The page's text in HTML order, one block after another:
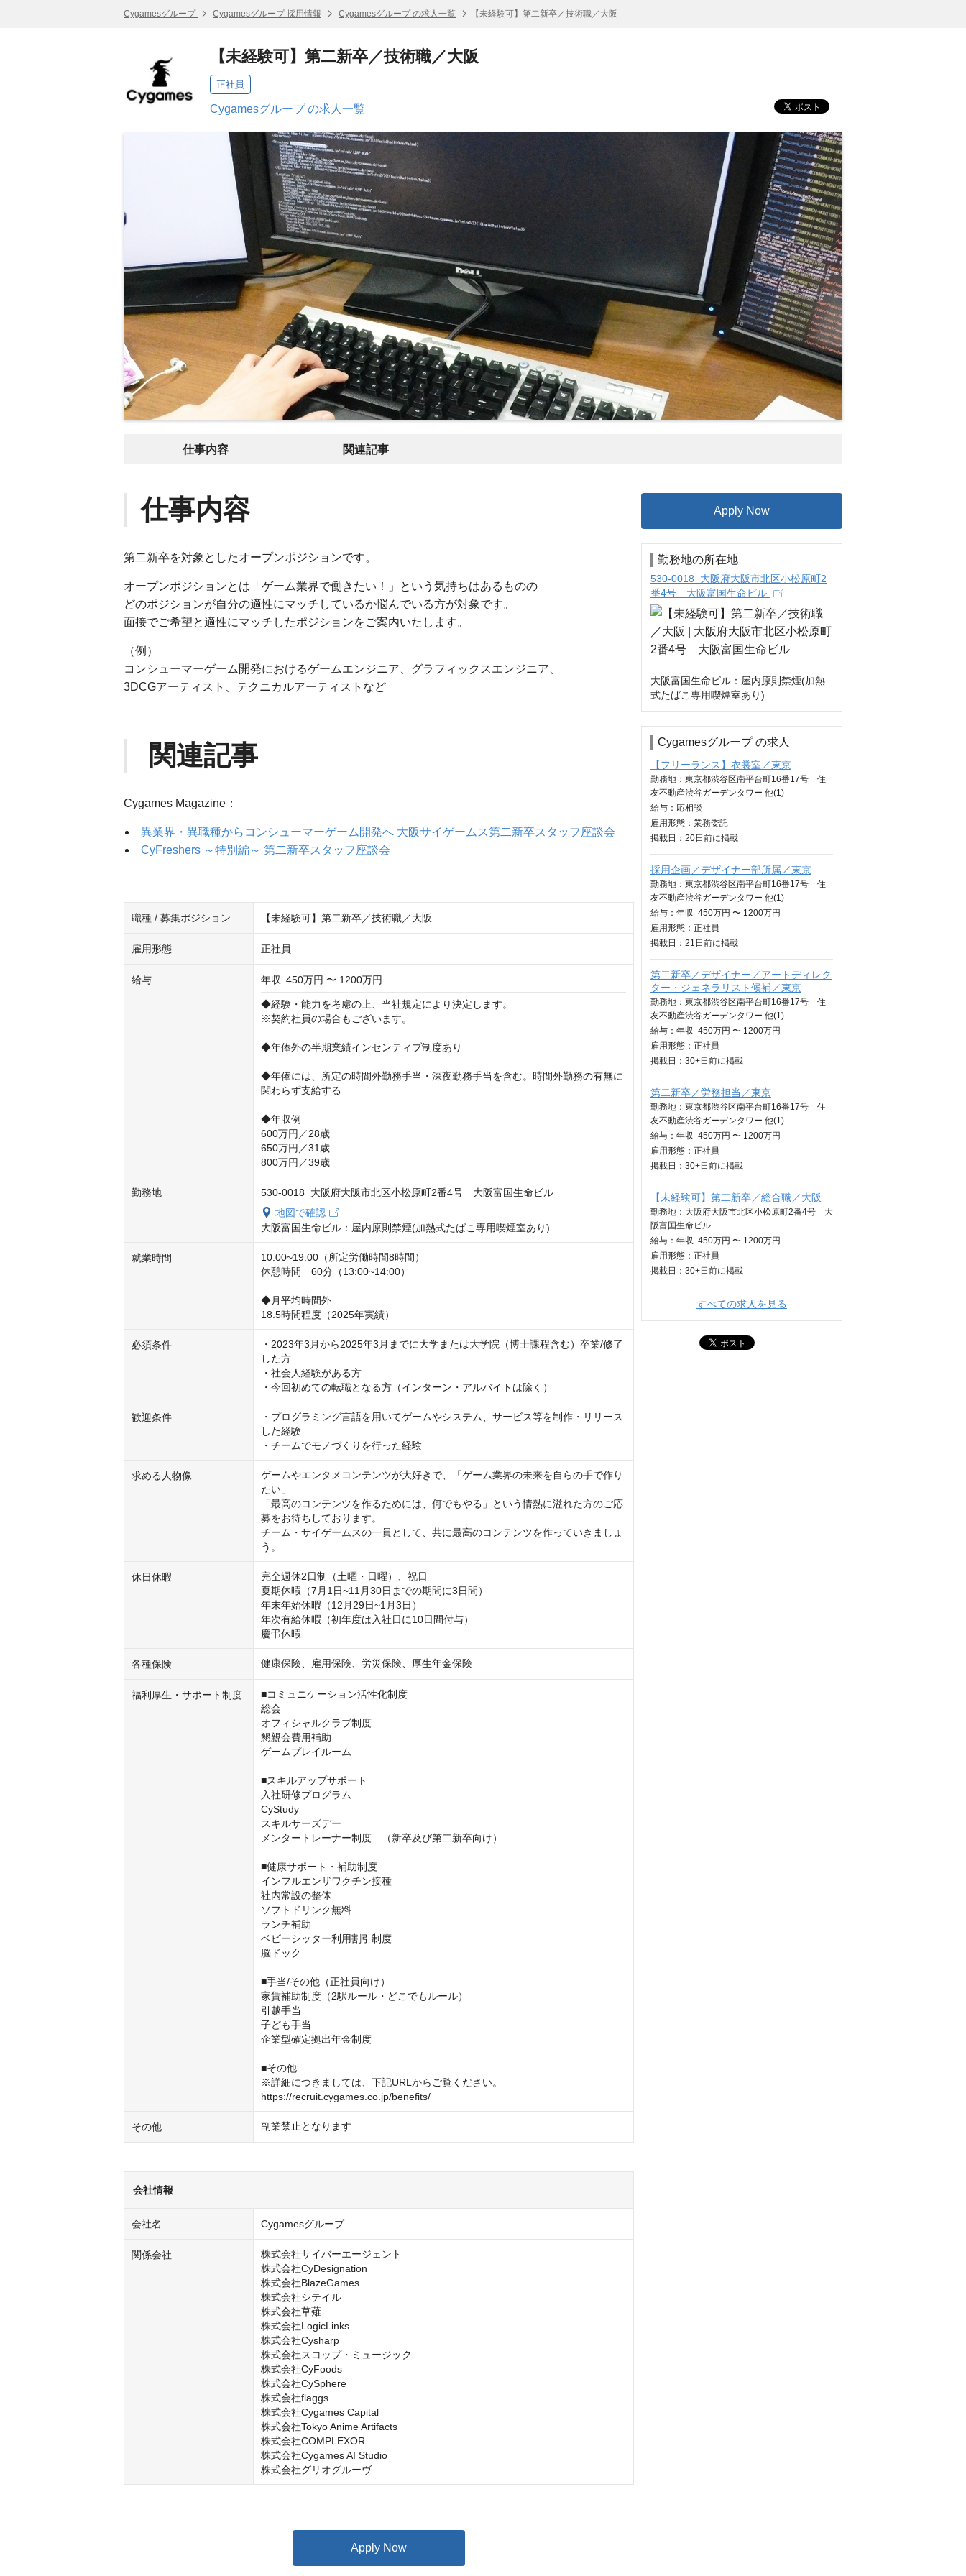
Cygamesグループ Cygamesグループ 採用情報 Cygamesグループ の求人一覧 【未経験可】第二新卒／技術職／大阪
【未経験可】第二新卒／技術職／大阪
正社員
Cygamesグループ の求人一覧
仕事内容 関連記事
仕事内容
第二新卒を対象としたオープンポジションです。
オープンポジションとは「ゲーム業界で働きたい！」という気持ちはあるものの
どのポジションが自分の適性にマッチしているか悩んでいる方が対象です。
面接でご希望と適性にマッチしたポジションをご案内いたします。
（例）
コンシューマーゲーム開発におけるゲームエンジニア、グラフィックスエンジニア、
3DCGアーティスト、テクニカルアーティストなど
関連記事
Cygames Magazine：
異業界・異職種からコンシューマーゲーム開発へ 大阪サイゲームス第二新卒スタッフ座談会
CyFreshers ～特別編～ 第二新卒スタッフ座談会
職種 / 募集ポジション 【未経験可】第二新卒／技術職／大阪
雇用形態 正社員
給与 年収 450万円 〜 1200万円
◆経験・能力を考慮の上、当社規定により決定します。
※契約社員の場合もございます。
◆年俸外の半期業績インセンティブ制度あり
◆年俸には、所定の時間外勤務手当・深夜勤務手当を含む。時間外勤務の有無に
関わらず支給する
◆年収例
600万円／28歳
650万円／31歳
800万円／39歳
勤務地
530-0018 大阪府大阪市北区小松原町2番4号 大阪富国生命ビル
地図で確認
大阪富国生命ビル：屋内原則禁煙(加熱式たばこ専用喫煙室あり)
就業時間
10:00~19:00（所定労働時間8時間）
休憩時間　60分（13:00~14:00）
◆月平均時間外
18.5時間程度（2025年実績）
必須条件
・2023年3月から2025年3月までに大学または大学院（博士課程含む）卒業/修了
した方
・社会人経験がある方
・今回初めての転職となる方（インターン・アルバイトは除く）
歓迎条件
・プログラミング言語を用いてゲームやシステム、サービス等を制作・リリース
した経験
・チームでモノづくりを行った経験
求める人物像
ゲームやエンタメコンテンツが大好きで、「ゲーム業界の未来を自らの手で作り
たい」
「最高のコンテンツを作るためには、何でもやる」という情熱に溢れた方のご応
募をお待ちしております。
チーム・サイゲームスの一員として、共に最高のコンテンツを作っていきましょ
う。
休日休暇
完全週休2日制（土曜・日曜）、祝日
夏期休暇（7月1日~11月30日までの期間に3日間）
年末年始休暇（12月29日~1月3日）
年次有給休暇（初年度は入社日に10日間付与）
慶弔休暇
各種保険 健康保険、雇用保険、労災保険、厚生年金保険
福利厚生・サポート制度
■コミュニケーション活性化制度
総会
オフィシャルクラブ制度
懇親会費用補助
ゲームプレイルーム
■スキルアップサポート
入社研修プログラム
CyStudy
スキルサーズデー
メンタートレーナー制度　（新卒及び第二新卒向け）
■健康サポート・補助制度
インフルエンザワクチン接種
社内常設の整体
ソフトドリンク無料
ランチ補助
ベビーシッター利用割引制度
脳ドック
■手当/その他（正社員向け）
家賃補助制度（2駅ルール・どこでもルール）
引越手当
子ども手当
企業型確定拠出年金制度
■その他
※詳細につきましては、下記URLからご覧ください。
https://recruit.cygames.co.jp/benefits/
その他 副業禁止となります
会社情報
会社名 Cygamesグループ
関係会社
株式会社サイバーエージェント
株式会社CyDesignation
株式会社BlazeGames
株式会社シテイル
株式会社草薙
株式会社LogicLinks
株式会社Cysharp
株式会社スコップ・ミュージック
株式会社CyFoods
株式会社CySphere
株式会社flaggs
株式会社Cygames Capital
株式会社Tokyo Anime Artifacts
株式会社COMPLEXOR
株式会社Cygames AI Studio
株式会社グリオグルーヴ
Apply Now
Apply Now
勤務地の所在地
530-0018 大阪府大阪市北区小松原町2
番4号 大阪富国生命ビル
大阪富国生命ビル：屋内原則禁煙(加熱
式たばこ専用喫煙室あり)
Cygamesグループ の求人
【フリーランス】衣裳室／東京
勤務地：東京都渋谷区南平台町16番17号 住
友不動産渋谷ガーデンタワー 他(1)
給与： 応相談
雇用形態：業務委託
掲載日： 20日 前に掲載
採用企画／デザイナー部所属／東京
勤務地：東京都渋谷区南平台町16番17号 住
友不動産渋谷ガーデンタワー 他(1)
給与： 年収 450万円 〜 1200万円
雇用形態：正社員
掲載日： 21日 前に掲載
第二新卒／デザイナー／アートディレク
ター・ジェネラリスト候補／東京
勤務地：東京都渋谷区南平台町16番17号 住
友不動産渋谷ガーデンタワー 他(1)
給与： 年収 450万円 〜 1200万円
雇用形態：正社員
掲載日： 30+日 前に掲載
第二新卒／労務担当／東京
勤務地：東京都渋谷区南平台町16番17号 住
友不動産渋谷ガーデンタワー 他(1)
給与： 年収 450万円 〜 1200万円
雇用形態：正社員
掲載日： 30+日 前に掲載
【未経験可】第二新卒／総合職／大阪
勤務地：大阪府大阪市北区小松原町2番4号 大
阪富国生命ビル
給与： 年収 450万円 〜 1200万円
雇用形態：正社員
掲載日： 30+日 前に掲載
すべての求人を見る